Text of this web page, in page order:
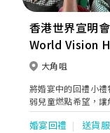
香港世界宣明會
World Vision
大角咀
將婚宴中的回禮小
弱兒童燃點希望，
宣明會特別為新人
人的喜悅。
婚宴回禮 送貨